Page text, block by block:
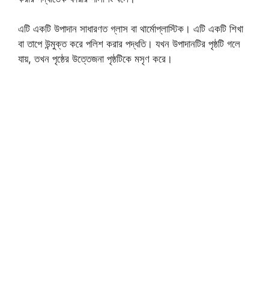
এটি একটি উপাদান সাধারণত গ্লাস বা থার্মোপ্লাস্টিক। এটি একটি শিখা
বা তাপে উন্মুক্ত করে পলিশ করার পদ্ধতি। যখন উপাদানটির পৃষ্ঠটি গলে
যায়, তখন পৃষ্ঠের উত্তেজনা পৃষ্ঠটিকে মসৃণ করে।